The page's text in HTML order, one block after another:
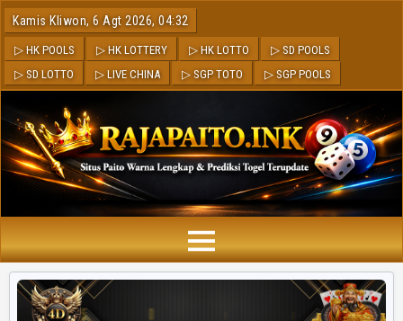
Kamis Kliwon, 6 Agt 2026, 04:32
▷ HK POOLS ▷ HK LOTTERY ▷ HK LOTTO
▷ SD POOLS
▷ SD LOTTO
▷ LIVE CHINA ▷ SGP TOTO ▷ SGP POOLS